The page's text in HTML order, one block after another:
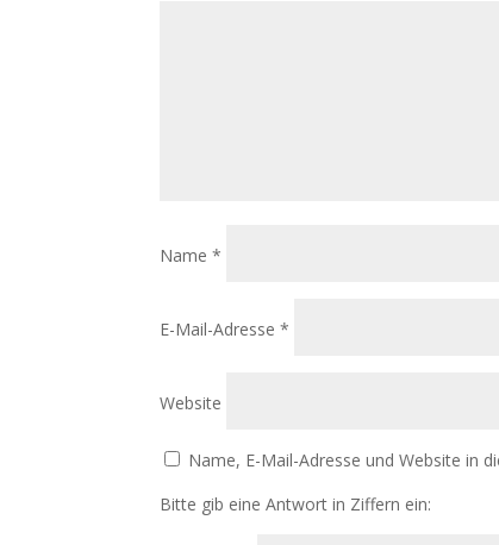
Name*
E-Mail-Adresse*
Website
Name, E-Mail-Adresse und Website in
Bitte gib eine Antwort in Ziffern ein: